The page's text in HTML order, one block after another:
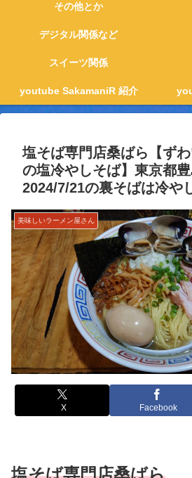
その他とか
デジタル関係など
スイーツ関係
youtube SakamaniR 紹介
塩そば専門店桑ばら【ず
の塩冷やしそば】東京都
2024/7/21の裏そばは冷や
美味しいラーメン屋さん
X Facebook
塩そば専門店桑ばら